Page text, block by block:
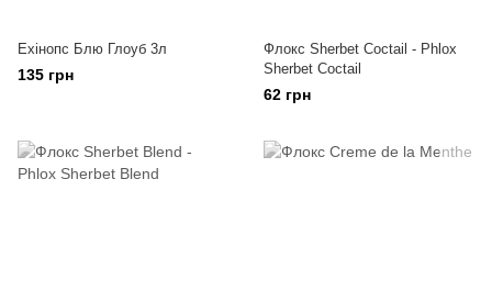
Ехінопс Блю Глоуб 3л
135 грн
Флокс Sherbet Coctail - Phlox
Sherbet Coctail
62 грн